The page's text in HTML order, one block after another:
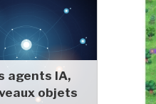
agents IA,
objets